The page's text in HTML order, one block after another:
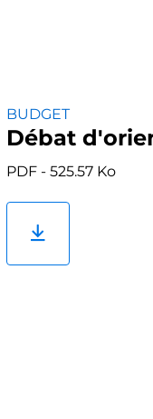
BUDGET
Débat
PDF - 525.57 Ko